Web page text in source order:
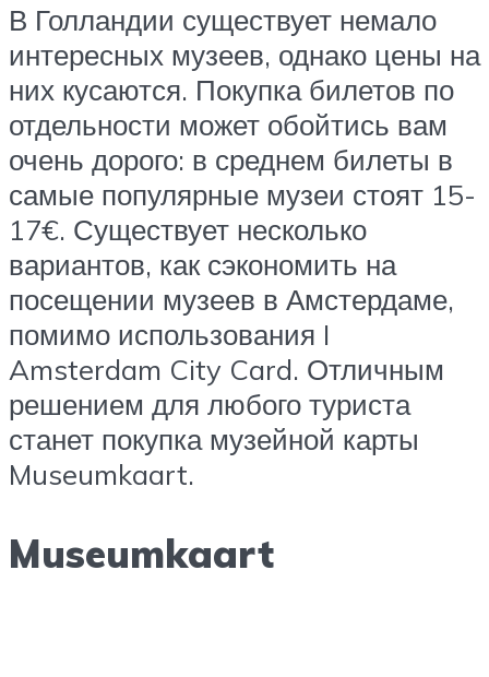
В Голландии существует немало
интересных музеев, однако цены на
них кусаются. Покупка билетов по
отдельности может обойтись вам
очень дорого: в среднем билеты в
самые популярные музеи стоят 15-
17€. Существует несколько
вариантов, как сэкономить на
посещении музеев в Амстердаме,
помимо использования I
Amsterdam City Card. Отличным
решением для любого туриста
станет покупка музейной карты
Museumkaart.
Museumkaart